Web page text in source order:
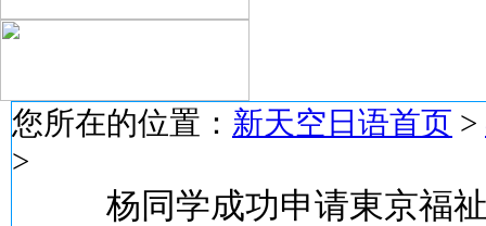
您所在的位置： 新天空日语首页 >
>
杨同学成功申请東京福